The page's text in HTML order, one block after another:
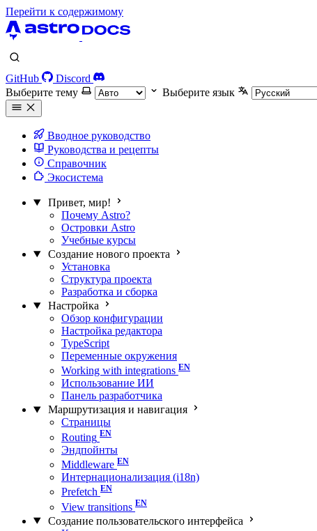
Перейти к содержимому
GitHub
Discord
Выберите тему
Выберите язык
Вводное руководство
Руководства и рецепты
Справочник
Экосистема
Привет, мир!
Почему Astro?
Островки Astro
Учебные курсы
Создание нового проекта
Установка
Структура проекта
Разработка и сборка
Настройка
Обзор конфигурации
Настройка редактора
TypeScript
Переменные окружения
Working with integrations
Использование ИИ
Панель разработчика
Маршрутизация и навигация
Страницы
Routing
Эндпойнты
Middleware
Интернационализация (i18n)
Prefetch
View transitions
Создание пользовательского интерфейса